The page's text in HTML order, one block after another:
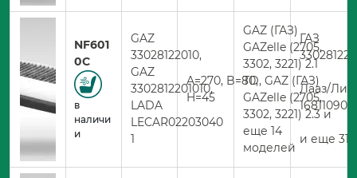
NF601
0C
в
наличи
и
GAZ
33028122010,
GAZ
3302812201010,
LADA
LECAR02203040
1
A=270, B=80,
H=45
GAZ (ГАЗ)
GAZelle (2705,
3302, 3221) 2.1
TD, GAZ (ГАЗ)
GAZelle (2705,
3302, 3221) 2.3 и
еще 14
моделей
ГАЗ
Лааз/
и еще 31